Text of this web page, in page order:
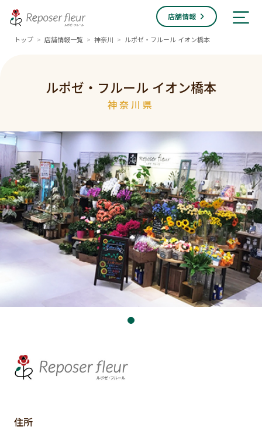
店舗情報
トップ > 店舗情報一覧 > 神奈川 > ルポゼ・フルール イオン橋本
ルポゼ・フルール イオン橋本
神奈川県
住所